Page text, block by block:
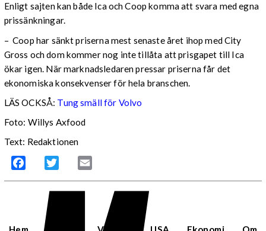
Enligt sajten kan både Ica och Coop komma att svara med egna
prissänkningar.
– Coop har sänkt priserna mest senaste året ihop med City
Gross och dom kommer nog inte tillåta att prisgapet till Ica
ökar igen. När marknadsledaren pressar priserna får det
ekonomiska konsekvenser för hela branschen.
LÄS OCKSÅ: Tung smäll för Volvo
Foto: Willys Axfood
Text: Redaktionen
Facebook Twitter